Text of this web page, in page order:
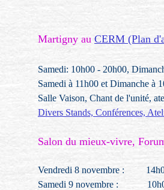
Martigny au CERM (Plan
Samedi: 10h00 - 20h00,
Samedi à 11h00 et Dimanche à
Salle Vaison, Chant de l'unité,
Divers Stands, Conférences,
Salon du mieux-vivre,
Vendredi 8 novembre :
Samedi 9 novembre :